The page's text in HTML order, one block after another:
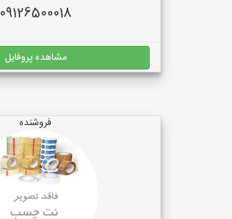
09126500018
مشاهده پروفایل
فروشنده